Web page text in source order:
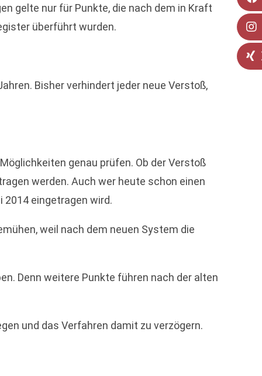
gelte nur für Punkte, die nach dem in Kraft
überführt wurden.
Bisher verhindert jeder neue Verstoß,
genau prüfen. Ob der Verstoß
werden. Auch wer heute schon einen
2014 eingetragen wird.
weil nach dem neuen System die
Denn weitere Punkte führen nach der alten
und das Verfahren damit zu verzögern.